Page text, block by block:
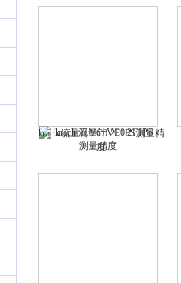
kracht流量计VC0.2F1PS测量精
度